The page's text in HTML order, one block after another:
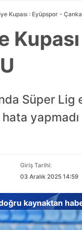
Kupası : Eyüpspor -
Süper Lig
Giriş Tarihi:
03 Aralık 2025 14:59
kaynaktan